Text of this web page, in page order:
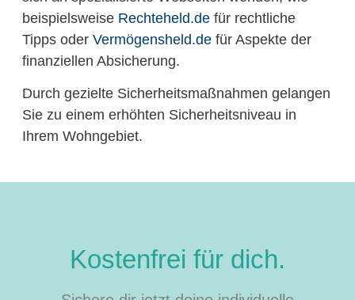
beispielsweise Rechteheld.defür rechtliche
Tipps oder Vermögensheld.defür Aspekte der
finanziellen Absicherung.
Durch gezielte Sicherheitsmaßnahmen gelangen
Sie zu einem erhöhten Sicherheitsniveau in
Ihrem Wohngebiet.
Kostenfrei für dich.